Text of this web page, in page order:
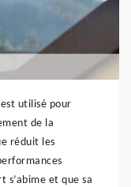
utilisé pour
de la
réduit les
s’abime et que sa